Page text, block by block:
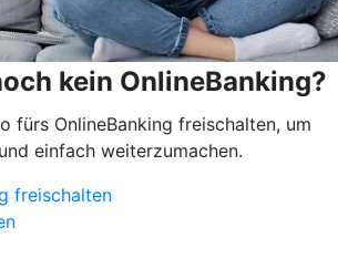
kein OnlineBanking?
fürs OnlineBanking freischalten, um
einfach weiterzumachen.
freischalten